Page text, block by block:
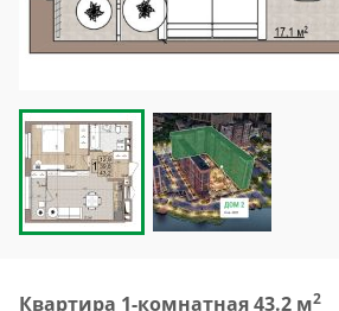
Квартира 1-комнатная 43.2 м2